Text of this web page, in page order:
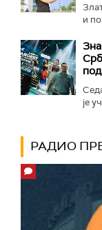
и
је
РАДИО